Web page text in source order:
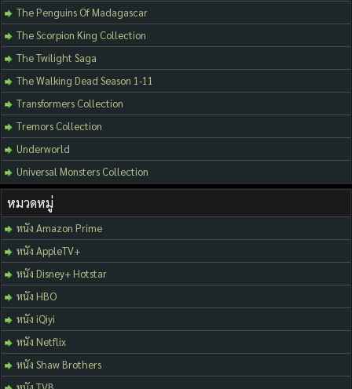
The Penguins Of Madagascar
The Scorpion King Collection
The Twilight Saga
The Walking Dead Season 1-11
Transformers Collection
Tremors Collection
Underworld
Universal Monsters Collection
หมวดหมู่
หนัง Amazon Prime
หนัง AppleTV+
หนัง Disney+ Hotstar
หนัง HBO
หนัง iQiyi
หนัง Netflix
หนัง Shaw Brothers